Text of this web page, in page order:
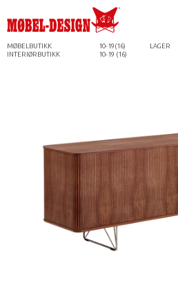
MØBELBUTIKK 10-19(16) LAGER
INTERIØRBUTIKK
10-19 (16)